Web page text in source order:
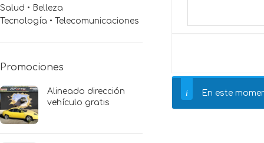
Salud • Belleza
Tecnología • Telecomunicaciones
Promociones
Alineado dirección
vehículo gratis
En este